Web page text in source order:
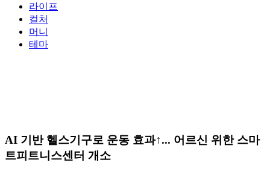
라이프
컬처
머니
테마
AI 기반 헬스기구로 운동 효과↑... 어르신 위한 스마
트피트니스센터 개소